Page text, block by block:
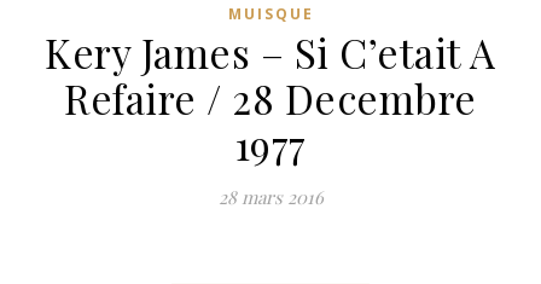
MUISQUE
Kery James – Si C’etait A
Refaire / 28 Decembre
1977
28 mars 2016